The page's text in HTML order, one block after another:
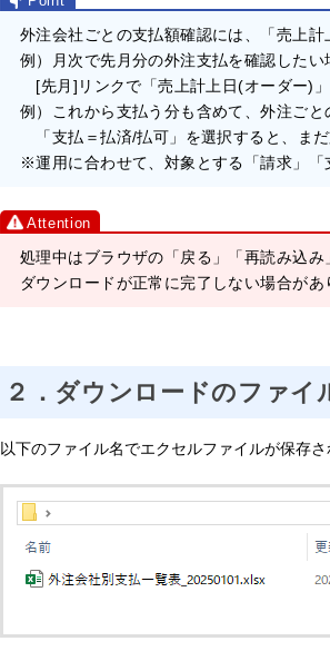
外注会社ごとの支払額確認には、「売上
例）月次で先月分の外注支払を確認したい
[先月]リンクで「売上計上日(オーダー)
例）これから支払う分も含めて、外注ごと
「支払＝払済/払可」を選択すると、ま
※運用に合わせて、対象とする「請求」「
処理中はブラウザの「戻る」「再読み込み
ダウンロードが正常に完了しない場合があ
２．ダウンロードのファイ
以下のファイル名でエクセルファイルが保存さ